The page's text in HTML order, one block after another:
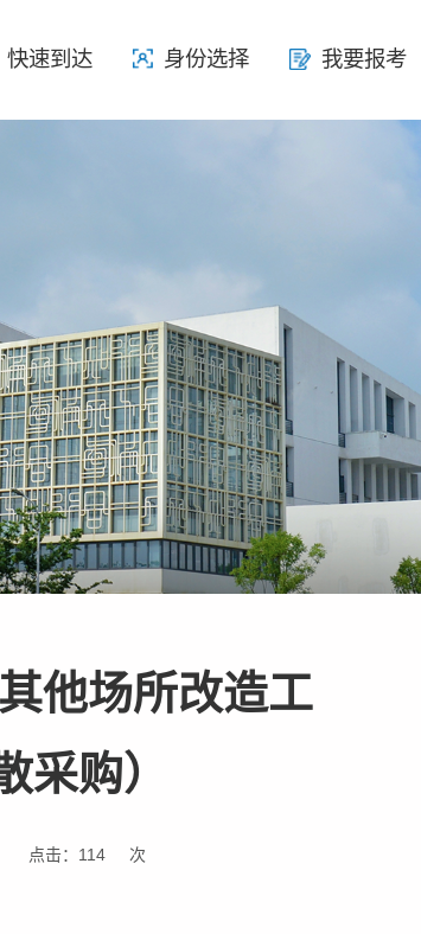
快速到达 身份选择 我要报考
快速到达 身份选择 我要报考
他场所改造工
采购）
点击： 114 次